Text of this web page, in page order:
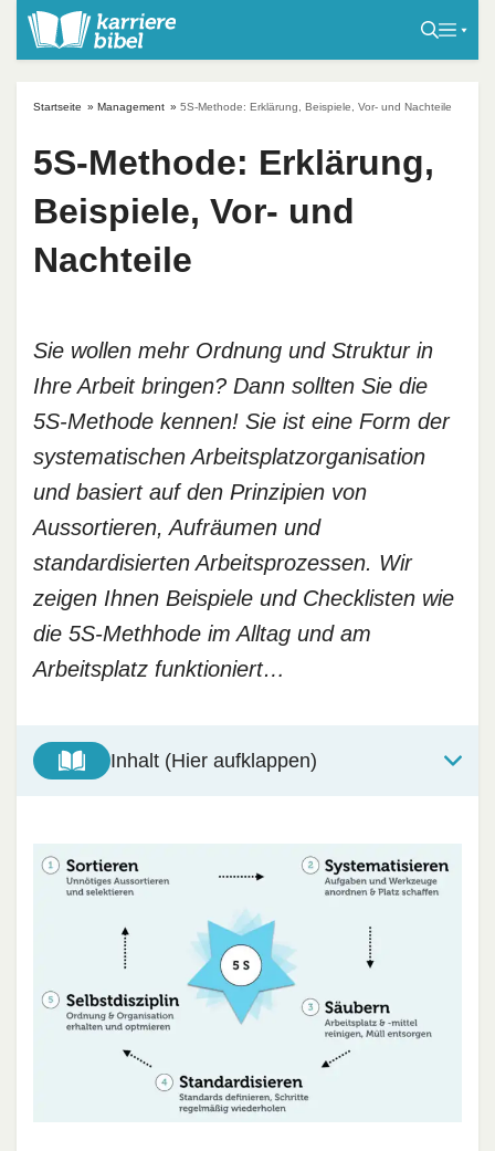
Startseite » Management » 5S-Methode: Erklärung, Beispiele, Vor- und Nachteile
5S-Methode: Erklärung,
Beispiele, Vor- und
Nachteile
Sie wollen mehr Ordnung und Struktur in
Ihre Arbeit bringen? Dann sollten Sie die
5S-Methode kennen! Sie ist eine Form der
systematischen Arbeitsplatzorganisation
und basiert auf den Prinzipien von
Aussortieren, Aufräumen und
standardisierten Arbeitsprozessen. Wir
zeigen Ihnen Beispiele und Checklisten wie
die 5S-Methhode im Alltag und am
Arbeitsplatz funktioniert…
Inhalt (Hier aufklappen)